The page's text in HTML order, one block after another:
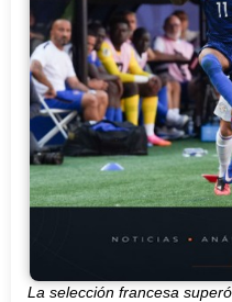
La selección francesa